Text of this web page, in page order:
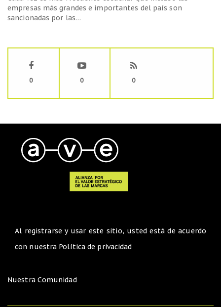
empresas más grandes e importantes del país son
sancionadas por las…
0 0 0
Al registrarse y usar este sitio, usted está de acuerdo
con nuestra Política de privacidad
Nuestra Comunidad